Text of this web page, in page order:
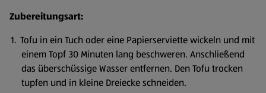
Zubereitungsart:
Tofu in ein Tuch oder eine Papierserviette wickeln und mit
einem Topf 30 Minuten lang beschweren. Anschließend
das überschüssige Wasser entfernen. Den Tofu trocken
tupfen und in kleine Dreiecke schneiden.